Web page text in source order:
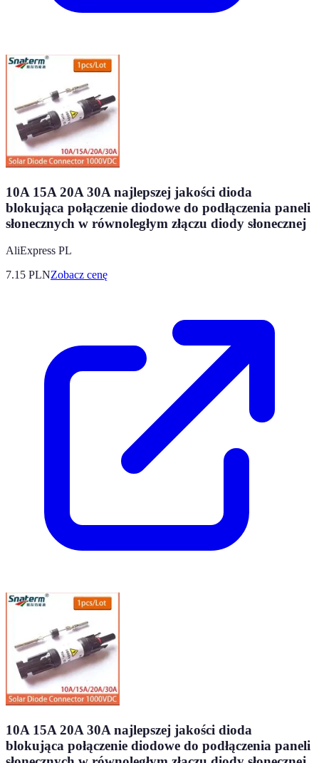
10A 15A 20A 30A najlepszej jakości dioda
blokująca połączenie diodowe do podłączenia paneli
słonecznych w równoległym złączu diody słonecznej
AliExpress PL
7.15 PLNZobacz cenę
10A 15A 20A 30A najlepszej jakości dioda
blokująca połączenie diodowe do podłączenia paneli